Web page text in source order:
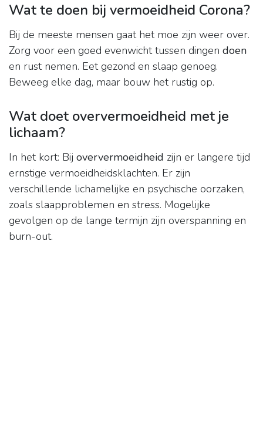
Wat te doen bij vermoeidheid Corona?
Bij de meeste mensen gaat het moe zijn weer over.
Zorg voor een goed evenwicht tussen dingen doen
en rust nemen. Eet gezond en slaap genoeg.
Beweeg elke dag, maar bouw het rustig op.
Wat doet oververmoeidheid met je
lichaam?
In het kort: Bij oververmoeidheid zijn er langere tijd
ernstige vermoeidheidsklachten. Er zijn
verschillende lichamelijke en psychische oorzaken,
zoals slaapproblemen en stress. Mogelijke
gevolgen op de lange termijn zijn overspanning en
burn-out.